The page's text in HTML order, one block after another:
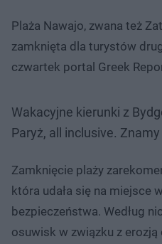
Plaża Nawajo, zwana też
zamknięta dla turystów
czwartek portal Greek
Wakacyjne kierunki z
Paryż, all inclusive. Znamy
Zamknięcie plaży
która udała się na miejsce
bezpieczeństwa. Według
osuwisk w związku z